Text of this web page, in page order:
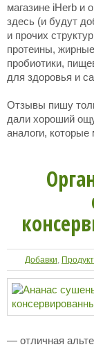
магазине iHerb и
здесь (и будут
и прочих
протеины,
пробиотики,
для здоровья и
Отзывы пишу
дали хороший
аналоги,
Добавки,
— отличная